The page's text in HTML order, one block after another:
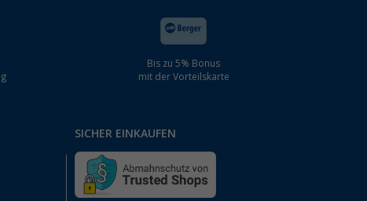
Bis zu 5% Bonus
mit der Vorteilskarte
SICHER EINKAUFEN